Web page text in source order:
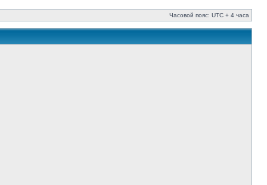
Часовой пояс: UTC + 4 часа